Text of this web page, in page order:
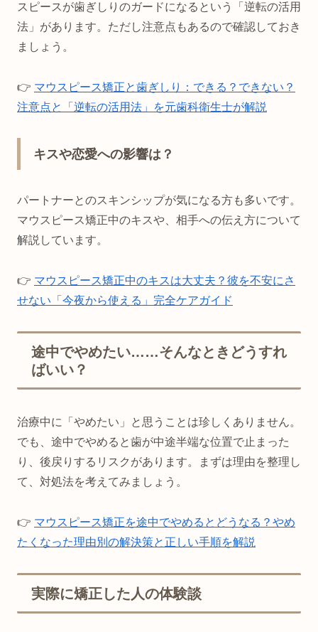
スピースが歯ぎしりのガードになるという「逆転の活用
法」があります。ただし注意点もあるので確認しておき
ましょう。
👉 マウスピース矯正と歯ぎしり：できる？できない？
注意点と「逆転の活用法」を元歯科衛生士が解説
キスや恋愛への影響は？
パートナーとのスキンシップが気になる方も多いです。
マウスピース矯正中のキスや、相手への伝え方について
解説しています。
👉 マウスピース矯正中のキスは大丈夫？彼を不安にさ
せない「今夜から使える」完全ケアガイド
途中でやめたい……そんなときどうすれ
ばいい？
治療中に「やめたい」と思うことは珍しくありません。
でも、途中でやめると歯が中途半端な位置で止まった
り、後戻りするリスクがあります。まずは理由を整理し
て、対処法を考えてみましょう。
👉 マウスピース矯正を途中でやめるとどうなる？やめ
たくなった理由別の解決策と正しい手順を解説
実際に矯正した人の体験談